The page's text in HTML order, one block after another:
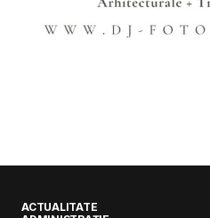
ACTUALITATE